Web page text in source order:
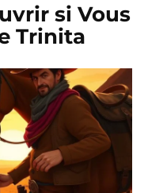
si Vous
Trinita